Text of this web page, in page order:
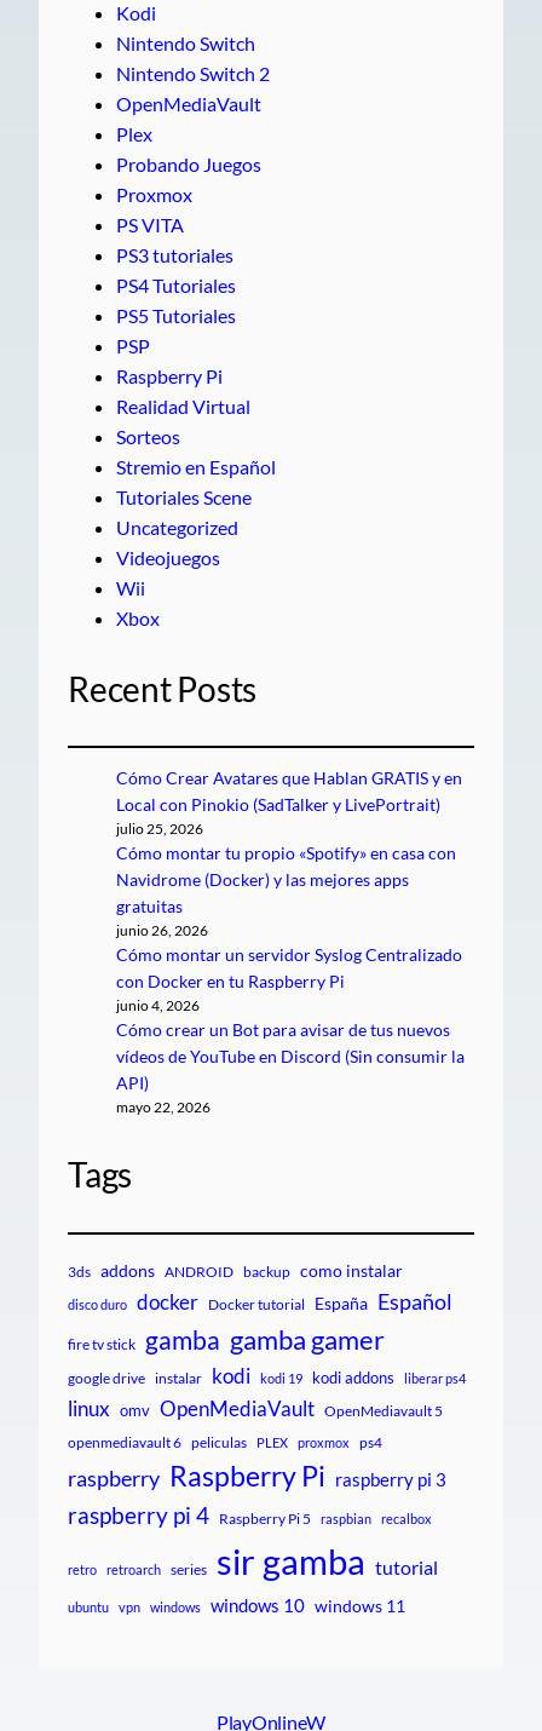
Kodi
Nintendo Switch
Nintendo Switch 2
OpenMediaVault
Plex
Probando Juegos
Proxmox
PS VITA
PS3 tutoriales
PS4 Tutoriales
PS5 Tutoriales
PSP
Raspberry Pi
Realidad Virtual
Sorteos
Stremio en Español
Tutoriales Scene
Uncategorized
Videojuegos
Wii
Xbox
Recent Posts
Cómo Crear Avatares que Hablan GRATIS y en
Local con Pinokio (SadTalker y LivePortrait)
julio 25, 2026
Cómo montar tu propio «Spotify» en casa con
Navidrome (Docker) y las mejores apps
gratuitas
junio 26, 2026
Cómo montar un servidor Syslog Centralizado
con Docker en tu Raspberry Pi
junio 4, 2026
Cómo crear un Bot para avisar de tus nuevos
vídeos de YouTube en Discord (Sin consumir la
API)
mayo 22, 2026
Tags
3ds addons ANDROID backup como instalar
disco duro docker Docker tutorial España Español
fire tv stick gamba gamba gamer
google drive instalar kodi kodi 19 kodi addons liberar ps4
linux omv OpenMediaVault OpenMediavault 5
openmediavault 6 peliculas PLEX proxmox ps4
raspberry Raspberry Pi raspberry pi 3
raspberry pi 4 Raspberry Pi 5 raspbian recalbox
retro retroarch series sir gamba tutorial
ubuntu vpn windows windows 10 windows 11
PlayOnlineW